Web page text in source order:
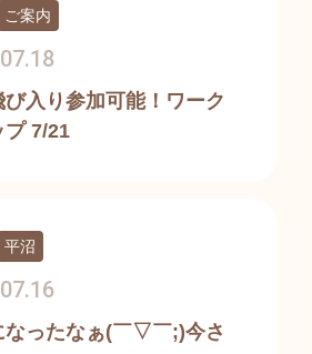
び入り参加可能！ワーク
プ 7/21
ご案内
なったなぁ(￣▽￣;)今さ
平沼